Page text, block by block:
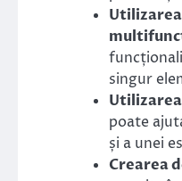
singur
poate
și a unei
Crearea